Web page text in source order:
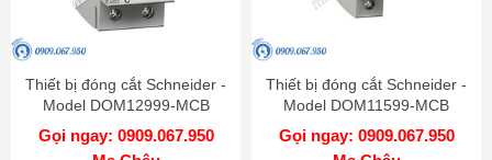
Thiết bị đóng cắt Schneider -
Model DOM12999-MCB
Gọi ngay: 0909.067.950
Thiết bị đóng cắt Schneider -
Model DOM11599-MCB
Gọi ngay: 0909.067.950